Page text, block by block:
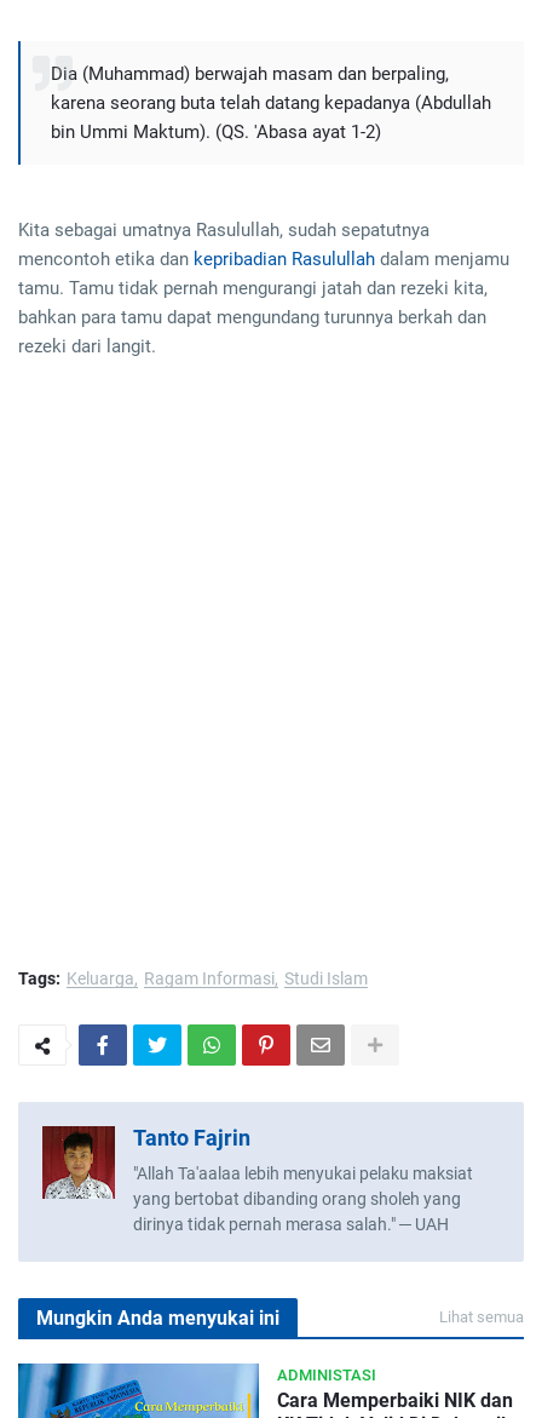
Dia (Muhammad) berwajah masam dan berpaling,
karena seorang buta telah datang kepadanya (Abdullah
bin Ummi Maktum). (QS. 'Abasa ayat 1-2)
Kita sebagai umatnya Rasulullah, sudah sepatutnya
mencontoh etika dan kepribadian Rasulullah dalam menjamu
tamu. Tamu tidak pernah mengurangi jatah dan rezeki kita,
bahkan para tamu dapat mengundang turunnya berkah dan
rezeki dari langit.
Tags: Keluarga Ragam Informasi Studi Islam
Tanto Fajrin
"Allah Ta'aalaa lebih menyukai pelaku maksiat
yang bertobat dibanding orang sholeh yang
dirinya tidak pernah merasa salah." ─ UAH
Mungkin Anda menyukai ini Lihat semua
ADMINISTASI
Cara Memperbaiki NIK dan